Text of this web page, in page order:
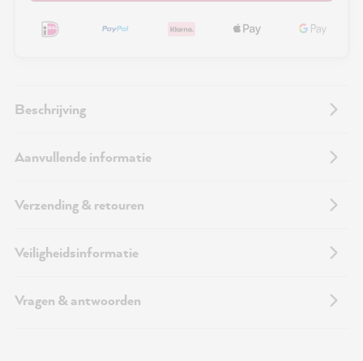
Beschrijving
Aanvullende informatie
Verzending & retouren
Veiligheidsinformatie
Vragen & antwoorden